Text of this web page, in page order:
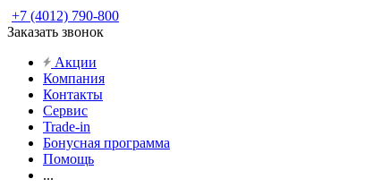
+7 (4012) 790-800
Заказать звонок
Акции
Компания
Контакты
Сервис
Trade-in
Бонусная программа
Помощь
...